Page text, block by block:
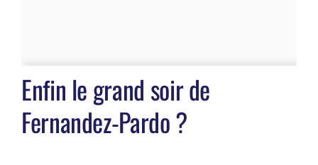
Enfin le grand soir de
Fernandez-Pardo ?